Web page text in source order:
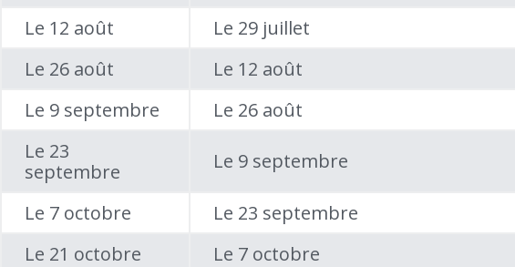
Le 12 août
Le 29 juillet
Le 26 août
Le 12 août
Le 9 septembre
Le 26 août
Le 23
septembre
Le 9 septembre
Le 7 octobre
Le 23 septembre
Le 21 octobre
Le 7 octobre